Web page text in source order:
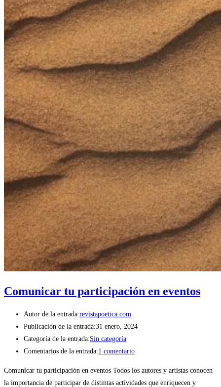
Comunicar tu participación en eventos
Autor de la entrada:revistapoetica.com
Publicación de la entrada:31 enero, 2024
Categoría de la entrada:Sin categoría
Comentarios de la entrada:1 comentario
Comunicar tu participación en eventos Todos los autores y artistas conocen
la importancia de participar de distintas actividades que enriquecen y